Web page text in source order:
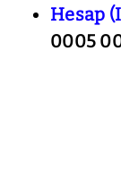
Hesap
0005